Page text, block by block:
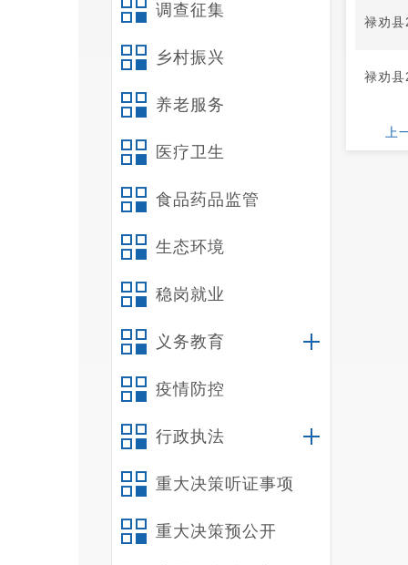
调查征集
乡村振兴
养老服务
医疗卫生
食品药品监管
生态环境
稳岗就业
义务教育
疫情防控
行政执法
重大决策听证事项
重大决策预公开
禄劝
禄劝
上